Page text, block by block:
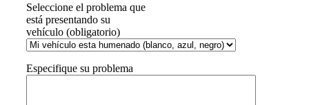
Seleccione el problema que
está presentando su
vehículo (obligatorio)
Especifique su problema